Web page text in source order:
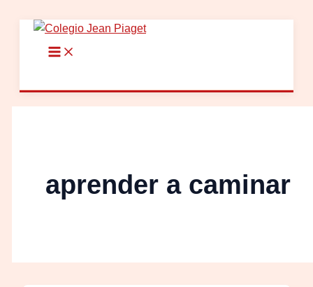
contenido
aprender a caminar